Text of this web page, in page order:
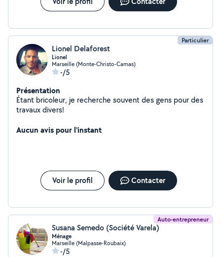
Particulier
Lionel Delaforest
Lionel
Marseille (Monte-Christo-Camas)
-/5
Présentation
Étant bricoleur, je recherche souvent des gens pour des
travaux divers!
Aucun avis pour l'instant
Voir le profil Contacter
Auto-entrepreneur
Susana Semedo (Société Varela)
Ménage
Marseille (Malpasse-Roubaix)
-/5